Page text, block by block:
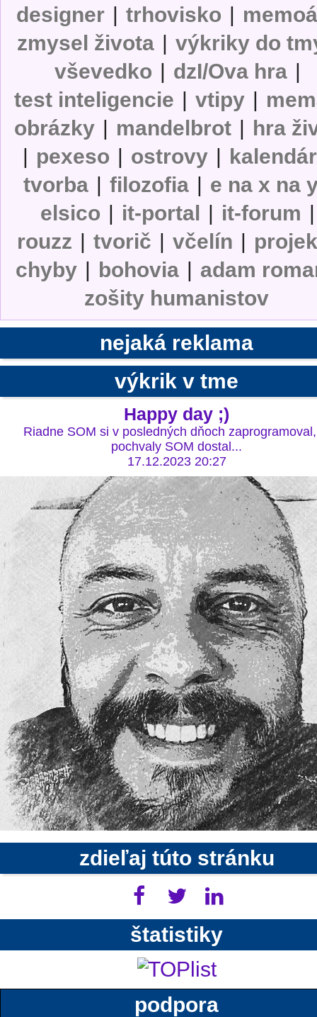
designer | trhovisko |
zmysel života | výkriky do
vševedko | dzI/Ova hra |
test inteligencie | vtipy |
obrázky | mandelbrot | hra
| pexeso | ostrovy | kalendár
tvorba | filozofia | e na x na
elsico | it-portal | it-forum |
rouzz | tvorič | včelín |
chyby | bohovia | adam
zošity humanistov
nejaká reklama
výkrik v tme
Happy day ;)
Riadne SOM si v posledných dňoch
pochvaly SOM dostal...
17.12.2023 20:27
zdieľaj túto stránku
štatistiky
podpora